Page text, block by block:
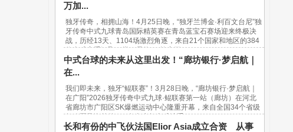
万加...
独牙传奇，相拥山海！4月25日晚，“独牙兰博金·利百文台尼”独
牙传奇中式九球青岛国际精英赛在青岛蓝宝石赛场迎来终极决
战，历经13天、1104场激烈角逐，来自21个国家和地区的384
位台球高手汇聚一堂，最终，“软塞王...
中式台球的未来从这里出发！“廊坊银行·梦启航｜
在...
我们即未来，独牙“鲲联赛”！3月28日晚，“廊坊银行·梦启航｜
在广阳”2026独牙传奇中式九球·鲲联赛第一站（廊坊）在河北
省廊坊市广阳区SK爆燃运动中心隆重开幕，来自全国34个省级
行政区及海外的940名青少年台球选手...
长和有份的中飞伙法国Elior Asia成立合资 从事